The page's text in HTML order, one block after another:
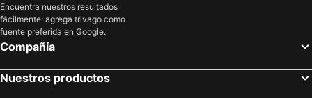
Wiener Neustadt, Baja Austria Hoteles
Mosonmagyaróvar, Transdanubio Occidental Hoteles
Salzburgo, Salzburgo Hoteles
Saalbach Hinterglemm, Salzburgo Hoteles
Encuentra nuestros resultados
fácilmente: agrega trivago como
fuente preferida en Google.
Compañía
Nuestros productos